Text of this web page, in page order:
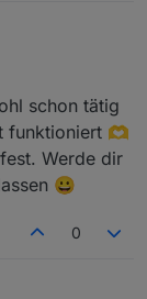
andere,
wäre....
nochmal die
(hier
wieder.
schon tätig
funktioniert 🫶
Werde dir
😀
0